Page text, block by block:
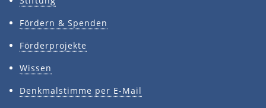
Fördern & Spenden
Förderprojekte
Wissen
Denkmalstimme per E-Mail